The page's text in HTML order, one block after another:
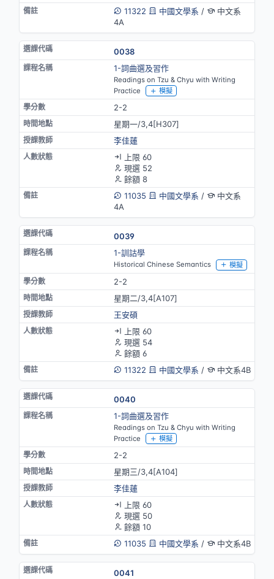
11322
中國文學系 /
中文系
4A
0038
1-詞曲選及習作
Readings on Tzu & Chyu with Writing
Practice
模擬
2-2
星期一/3,4[H307]
李佳蓮
上限 60
現選 52
餘額 8
11035
中國文學系 /
中文系
4A
0039
1-訓詁學
Historical Chinese Semantics 模擬
2-2
星期二/3,4[A107]
王安碩
上限 60
現選 54
餘額 6
11322
中國文學系 / 中文系4B
0040
1-詞曲選及習作
Readings on Tzu & Chyu with Writing
Practice
模擬
2-2
星期三/3,4[A104]
李佳蓮
上限 60
現選 50
餘額 10
11035
中國文學系 / 中文系4B
0041